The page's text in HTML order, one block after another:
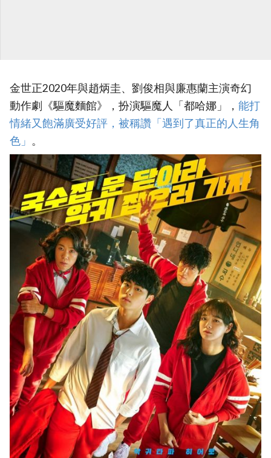
金世正2020年與趙炳圭、劉俊相與廉惠蘭主演奇幻
動作劇《驅魔麵館》，扮演驅魔人「都哈娜」， 能打
情緒又飽滿廣受好評，被稱讚「遇到了真正的人生角
色」‎ 。